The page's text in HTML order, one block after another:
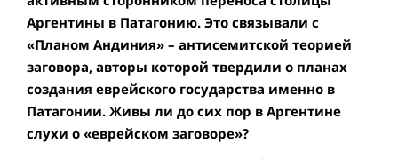
Аргентины в Патагонию. Это связывали с
«Планом Андиния» – антисемитской теорией
заговора, авторы которой твердили о планах
создания еврейского государства именно в
Патагонии. Живы ли до сих пор в Аргентине
слухи о «еврейском заговоре»?